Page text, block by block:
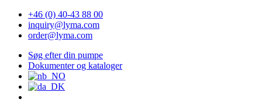
+46 (0) 40-43 88 00
inquiry@lyma.com
order@lyma.com
Søg efter din pumpe
Dokumenter og kataloger